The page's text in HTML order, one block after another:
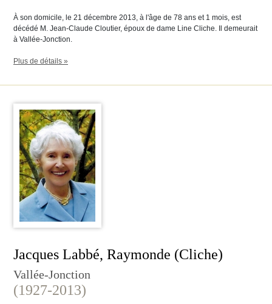
À son domicile, le 21 décembre 2013, à l'âge de 78 ans et 1 mois, est
décédé M. Jean-Claude Cloutier, époux de dame Line Cliche. Il demeurait
à Vallée-Jonction.
Plus de détails »
Jacques Labbé, Raymonde (Cliche)
Vallée-Jonction
(1927-2013)